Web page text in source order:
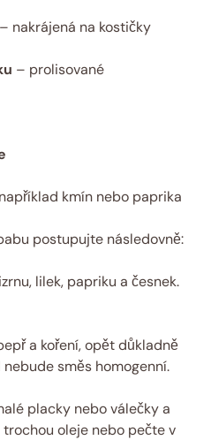
– nakrájená na kostičky
– prolisované
kmín nebo paprika
postupujte následovně:
lilek, papriku a česnek.
a koření, opět důkladně
směs homogenní.
placky nebo válečky a
oleje nebo pečte v